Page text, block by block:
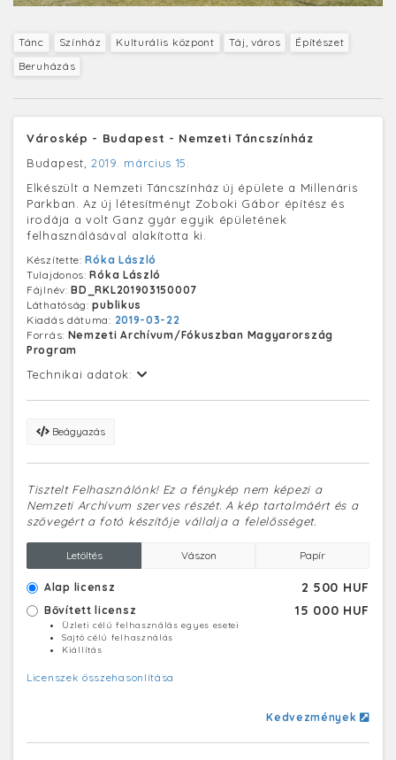
Tánc Színház Kulturális központ Táj, város
Építészet
Beruházás
Városkép - Budapest - Nemzeti Táncszínház
Budapest, 2019. március 15.
Elkészült a Nemzeti Táncszínház új épülete a Millenáris
Parkban. Az új létesítményt Zoboki Gábor építész és
irodája a volt Ganz gyár egyik épületének
felhasználásával alakította ki.
Készítette:Róka László
Tulajdonos:Róka László
Fájlnév:BD_RKL201903150007
Láthatóság:publikus
Kiadás dátuma: 2019-03-22
Forrás: Nemzeti Archívum/Fókuszban Magyarország
Program
Technikai adatok:
Beágyazás
Tisztelt Felhasználónk! Ez a fénykép nem képezi a
Nemzeti Archívum szerves részét. A kép tartalmáért és a
szövegért a fotó készítője vállalja a felelősséget.
Letöltés Vászon Papír
Alap licensz 2 500 HUF
Bővített licensz 15 000 HUF
Üzleti célú felhasználás egyes esetei
Sajtó célú felhasználás
Kiállítás
Licenszek összehasonlítása
Kedvezmények